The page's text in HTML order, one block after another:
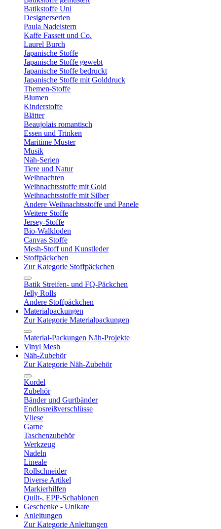
Batikstoffe Uni
Designerserien
Paula Nadelstern
Kaffe Fassett und Co.
Laurel Burch
Japanische Stoffe
Japanische Stoffe gewebt
Japanische Stoffe bedruckt
Japanische Stoffe mit Golddruck
Themen-Stoffe
Blumen
Kinderstoffe
Blätter
Beaujolais romantisch
Essen und Trinken
Maritime Muster
Musik
Näh-Serien
Tiere und Natur
Weihnachten
Weihnachtsstoffe mit Gold
Weihnachtsstoffe mit Silber
Andere Weihnachtsstoffe und Panele
Weitere Stoffe
Jersey-Stoffe
Bio-Walkloden
Canvas Stoffe
Mesh-Stoff und Kunstleder
Stoffpäckchen
Zur Kategorie Stoffpäckchen
Batik Streifen- und FQ-Päckchen
Jelly Rolls
Andere Stoffpäckchen
Materialpackungen
Zur Kategorie Materialpackungen
Material-Packungen Näh-Projekte
Vinyl Mesh
Näh-Zubehör
Zur Kategorie Näh-Zubehör
Kordel
Zubehör
Bänder und Gurtbänder
Endlosreißverschlüsse
Vliese
Garne
Taschenzubehör
Werkzeug
Nadeln
Lineale
Rollschneider
Diverse Artikel
Markierhilfen
Quilt-, EPP-Schablonen
Geschenke - Unikate
Anleitungen
Zur Kategorie Anleitungen